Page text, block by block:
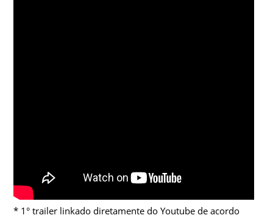
* 1° trailer linkado diretamente do Youtube de acordo